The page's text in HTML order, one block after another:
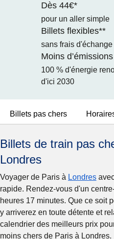
Dès 44€*
pour un aller simple
Billets flexibles**
sans frais d'échange
Moins
100 % d'énergie
d'ici 2030
Billets pas chers
Billets de train pas
Londres
Voyager de Paris à Londres
rapide. Rendez-vous d'un
heures 17 minutes. Que ce soit
y arriverez en toute détente et
calendrier des meilleurs prix
moins chers de Paris à Londres.